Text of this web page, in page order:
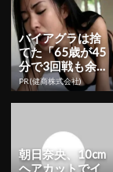
バイアグラは捨
てた「65歳が45
分で3回戦も余
裕」980円で朝
まで絶好調！
PR(健商株式会社)
朝日奈央、10cm
ヘアカットでイ